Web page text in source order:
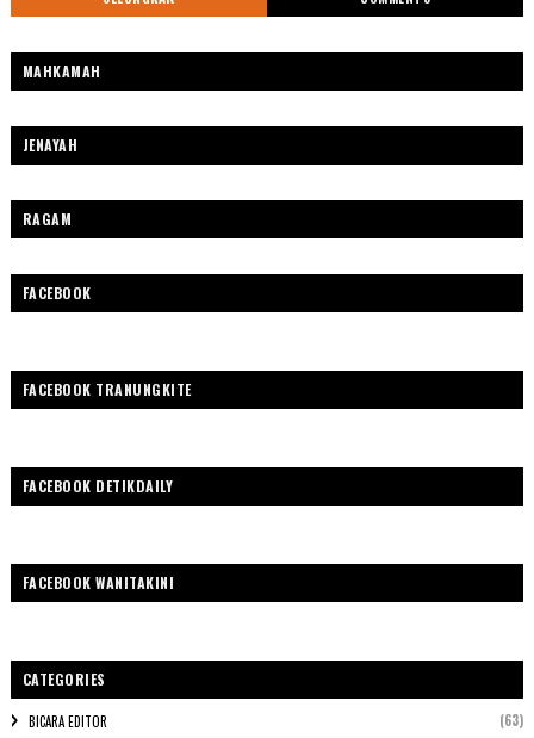
MAHKAMAH
JENAYAH
RAGAM
FACEBOOK
FACEBOOK TRANUNGKITE
FACEBOOK DETIKDAILY
FACEBOOK WANITAKINI
CATEGORIES
BICARA EDITOR (63)